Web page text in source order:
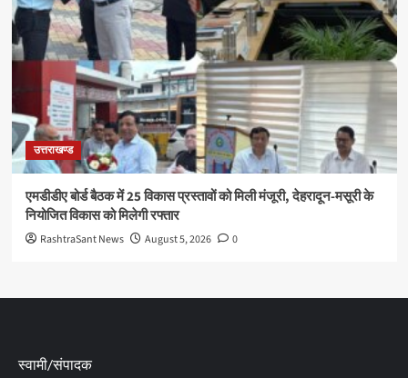
उत्तराखण्ड
एमडीडीए बोर्ड बैठक में 25 विकास प्रस्तावों को मिली मंजूरी, देहरादून-मसूरी के
नियोजित विकास को मिलेगी रफ्तार
RashtraSant News August 5, 2026 0
स्वामी/संपादक